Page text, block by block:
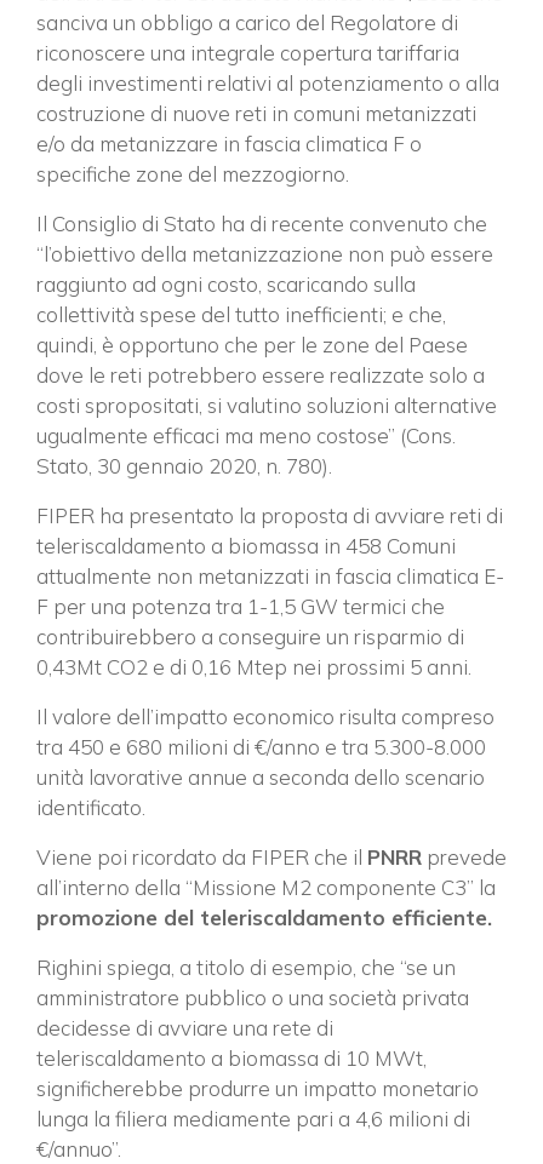
sanciva un obbligo a carico del Regolatore di
riconoscere una integrale copertura tariffaria
degli investimenti relativi al potenziamento o alla
costruzione di nuove reti in comuni metanizzati
e/o da metanizzare in fascia climatica F o
specifiche zone del mezzogiorno.
Il Consiglio di Stato ha di recente convenuto che
“l’obiettivo della metanizzazione non può essere
raggiunto ad ogni costo, scaricando sulla
collettività spese del tutto inefficienti; e che,
quindi, è opportuno che per le zone del Paese
dove le reti potrebbero essere realizzate solo a
costi spropositati, si valutino soluzioni alternative
ugualmente efficaci ma meno costose” (Cons.
Stato, 30 gennaio 2020, n. 780).
FIPER ha presentato la proposta di avviare reti di
teleriscaldamento a biomassa in 458 Comuni
attualmente non metanizzati in fascia climatica E-
F per una potenza tra 1-1,5 GW termici che
contribuirebbero a conseguire un risparmio di
0,43Mt CO2 e di 0,16 Mtep nei prossimi 5 anni.
Il valore dell’impatto economico risulta compreso
tra 450 e 680 milioni di €/anno e tra 5.300-8.000
unità lavorative annue a seconda dello scenario
identificato.
Viene poi ricordato da FIPER che il PNRR prevede
all’interno della “Missione M2 componente C3” la
promozione del teleriscaldamento efficiente.
Righini spiega, a titolo di esempio, che “se un
amministratore pubblico o una società privata
decidesse di avviare una rete di
teleriscaldamento a biomassa di 10 MWt,
significherebbe produrre un impatto monetario
lunga la filiera mediamente pari a 4,6 milioni di
€/annuo”.